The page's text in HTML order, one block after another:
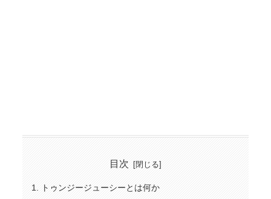
目次
トゥンジージューシーとは何か